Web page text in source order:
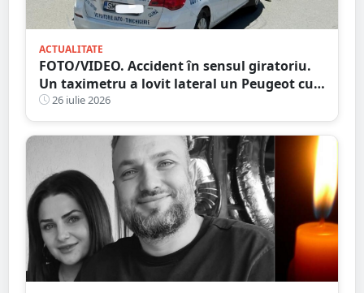
ACTUALITATE
FOTO/VIDEO. Accident în sensul giratoriu.
Un taximetru a lovit lateral un Peugeot cu
numere străine. Eternele parlamentări în
mijlocul intersecției
26 iulie 2026